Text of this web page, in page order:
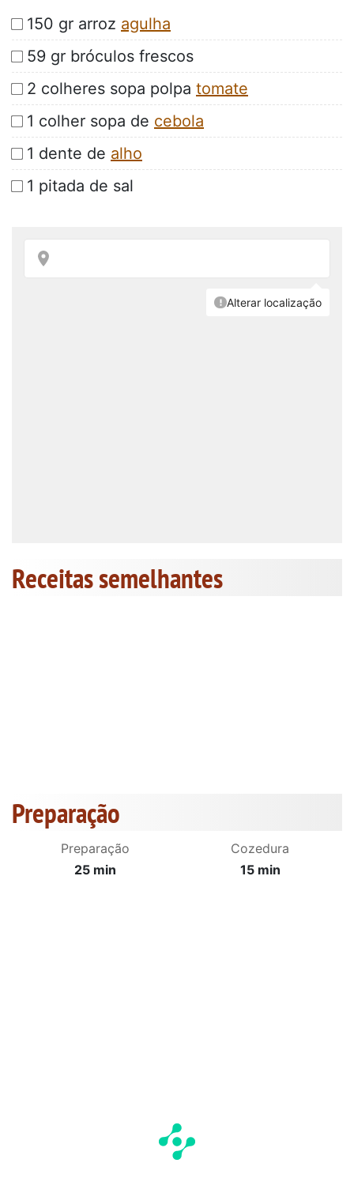
150 gr arroz agulha
59 gr bróculos frescos
2 colheres sopa polpa tomate
1 colher sopa de cebola
1 dente de alho
1 pitada de sal
Receitas semelhantes
Preparação
Preparação
25 min
Cozedura
15 min